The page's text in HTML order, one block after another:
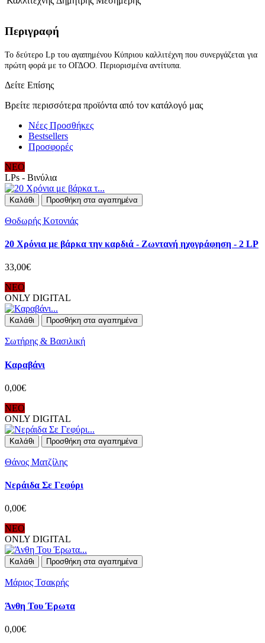
Περιγραφή
Το δεύτερο Lp του αγαπημένου Κύπριου καλλιτέχνη που συνεργάζεται για
πρώτη φορά με το ΟΓΔΟΟ. Περιορισμένα αντίτυπα.
Δείτε Επίσης
Βρείτε περισσότερα προϊόντα από τον κατάλογό μας
Νέες Προσθήκες
Bestsellers
Προσφορές
ΝΕΟ
LPs - Βινύλια
Καλάθι Προσθήκη στα αγαπημένα
Θοδωρής Κοτονιάς
20 Χρόνια με βάρκα την καρδιά - Ζωντανή ηχογράφηση - 2 LP
33,00€
ΝΕΟ
ONLY DIGITAL
Καλάθι Προσθήκη στα αγαπημένα
Σωτήρης & Βασιλική
Καραβάνι
0,00€
ΝΕΟ
ONLY DIGITAL
Καλάθι Προσθήκη στα αγαπημένα
Θάνος Ματζίλης
Νεράιδα Σε Γεφύρι
0,00€
ΝΕΟ
ONLY DIGITAL
Καλάθι Προσθήκη στα αγαπημένα
Μάριος Τσακρής
Άνθη Του Έρωτα
0,00€